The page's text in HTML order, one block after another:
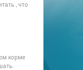
, что
корме